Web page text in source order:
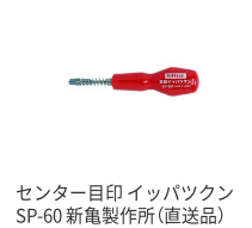
センター目印 イッパツクン
SP-60 新亀製作所（直送品）